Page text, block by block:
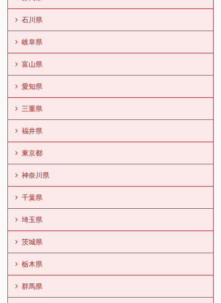
石川県
岐阜県
富山県
愛知県
三重県
福井県
東京都
神奈川県
千葉県
埼玉県
茨城県
栃木県
群馬県